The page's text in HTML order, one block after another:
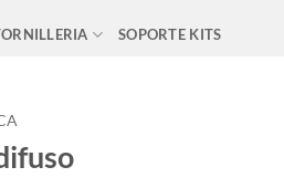
SOPORTE KITS